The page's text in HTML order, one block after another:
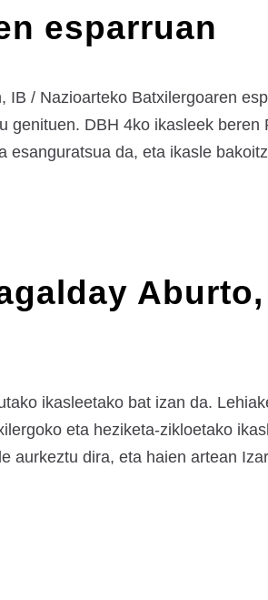
esparruan
/ Nazioarteko Batxilergoaren
DBH 4ko ikasleek
da, eta ikasle
ikasleetako bat izan da.
eta heziketa-zikloetako
aurkeztu dira, eta haien artean